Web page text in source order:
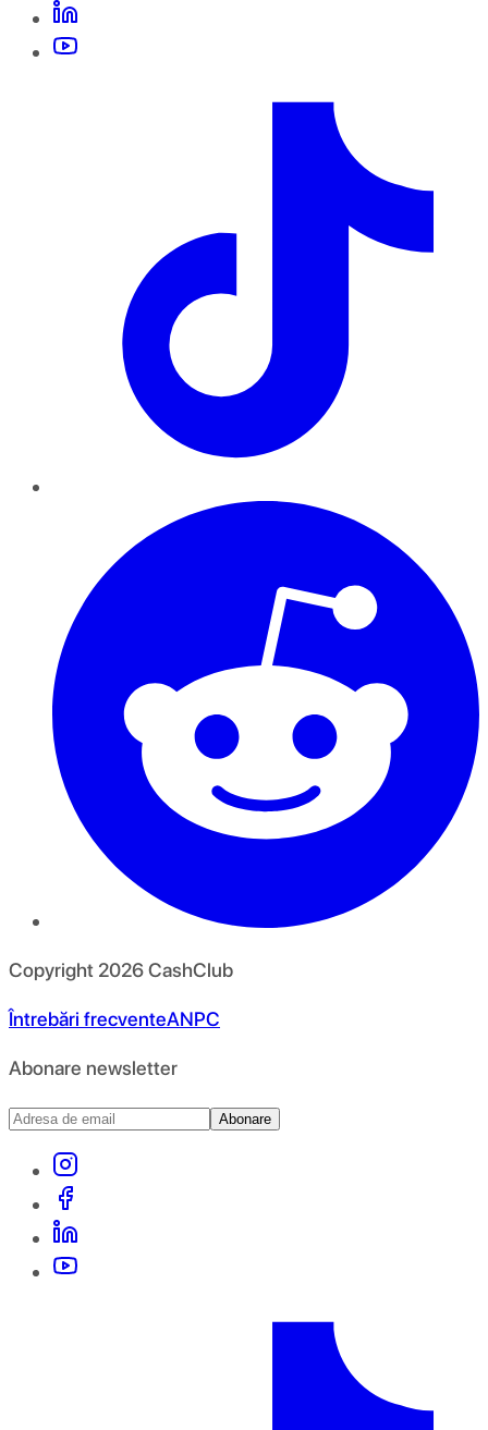
Copyright 2026CashClub
Întrebări frecventeANPC
Abonare newsletter
Abonare